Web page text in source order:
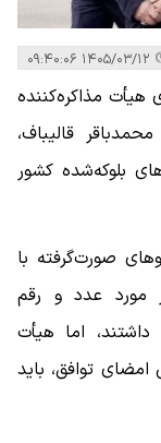
هیأت مذاکره‌کننده
قالیباف،
بلوکه‌شده کشور
صورت‌گرفته با
مورد عدد و رقم
داشتند، اما هیأت
توافق، باید